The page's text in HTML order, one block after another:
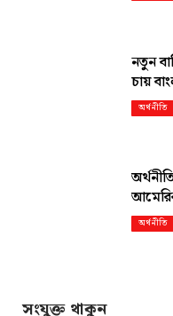
নতুন
চায়
অর্থনীতি
অর্থনীতি
সংযুক্ত থাকুন